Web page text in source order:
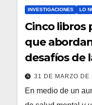
INVESTIGACIONES LO
Cinco libros
que
desafíos de
31 DE MARZO DE
En medio de un